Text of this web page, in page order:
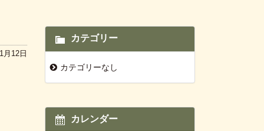
月12日
カテゴリー
カテゴリーなし
カレンダー